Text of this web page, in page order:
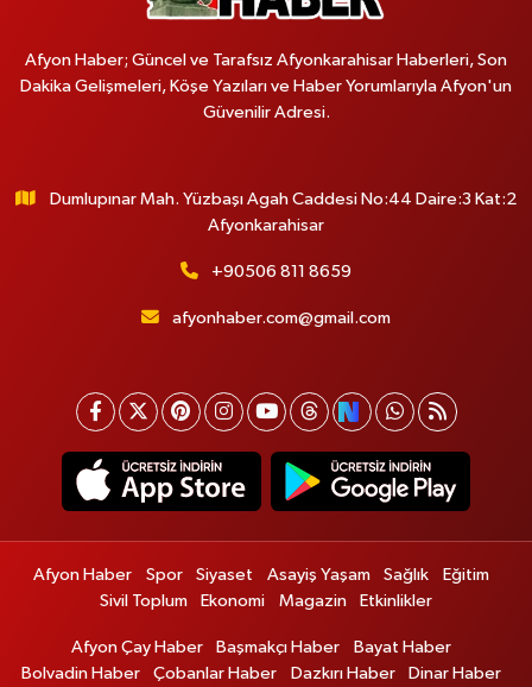
Afyon Haber; Güncel ve Tarafsız Afyonkarahisar Haberleri, Son
Dakika Gelişmeleri, Köşe Yazıları ve Haber Yorumlarıyla Afyon'un
Güvenilir Adresi.
Dumlupınar Mah. Yüzbaşı Agah Caddesi No:44 Daire:3 Kat:2
Afyonkarahisar
+90506 811 8659
afyonhaber.com@gmail.com
Afyon Haber Spor Siyaset Asayiş Yaşam Sağlık
Eğitim
Sivil Toplum
Ekonomi Magazin Etkinlikler
Afyon Çay Haber Başmakçı Haber
Bayat Haber
Bolvadin Haber
Çobanlar Haber Dazkırı Haber Dinar Haber